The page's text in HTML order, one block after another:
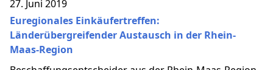
27. Juni 2019
Euregionales Einkäufertreffen:
Länderübergreifender Austausch in der Rhein-
Maas-Region